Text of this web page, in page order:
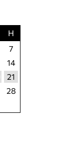
Н
7
14
21
28